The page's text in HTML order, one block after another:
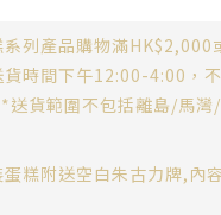
列產品購物滿HK$2,000
時間下午12:00-4:00，不
送貨範圍不包括離島/馬
糕附送空白朱古力牌,內